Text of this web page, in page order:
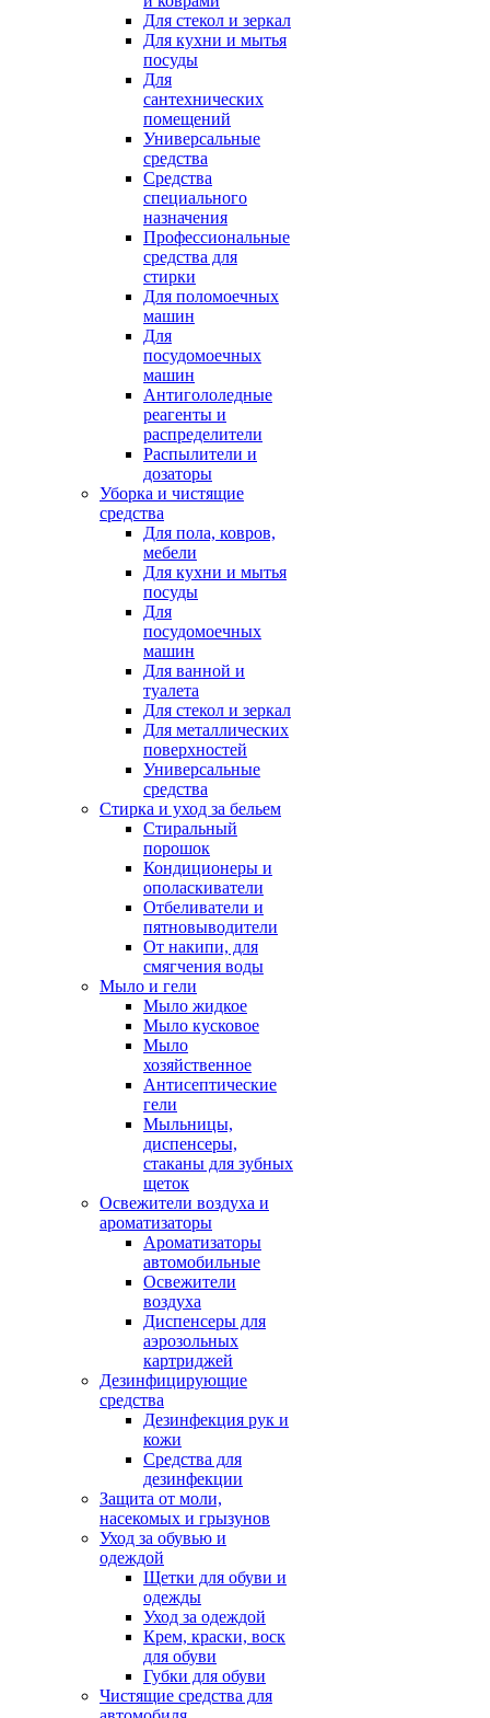
Для стекол и зеркал
Для кухни и мытья
посуды
Для
сантехнических
помещений
Универсальные
средства
Средства
специального
назначения
Профессиональные
средства для
стирки
Для поломоечных
машин
Для
посудомоечных
машин
Антигололедные
реагенты и
распределители
Распылители и
дозаторы
Уборка и чистящие
средства
Для пола, ковров,
мебели
Для кухни и мытья
посуды
Для
посудомоечных
машин
Для ванной и
туалета
Для стекол и зеркал
Для металлических
поверхностей
Универсальные
средства
Стирка и уход за бельем
Стиральный
порошок
Кондиционеры и
ополаскиватели
Отбеливатели и
пятновыводители
От накипи, для
смягчения воды
Мыло и гели
Мыло жидкое
Мыло кусковое
Мыло
хозяйственное
Антисептические
гели
Мыльницы,
диспенсеры,
стаканы для зубных
щеток
Освежители воздуха и
ароматизаторы
Ароматизаторы
автомобильные
Освежители
воздуха
Диспенсеры для
аэрозольных
картриджей
Дезинфицирующие
средства
Дезинфекция рук и
кожи
Средства для
дезинфекции
Защита от моли,
насекомых и грызунов
Уход за обувью и
одеждой
Щетки для обуви и
одежды
Уход за одеждой
Крем, краски, воск
для обуви
Губки для обуви
Чистящие средства для